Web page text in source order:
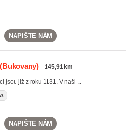
NAPIŠTE NÁM
145,91 km
jsou již z roku 1131. V naši ...
NAPIŠTE NÁM